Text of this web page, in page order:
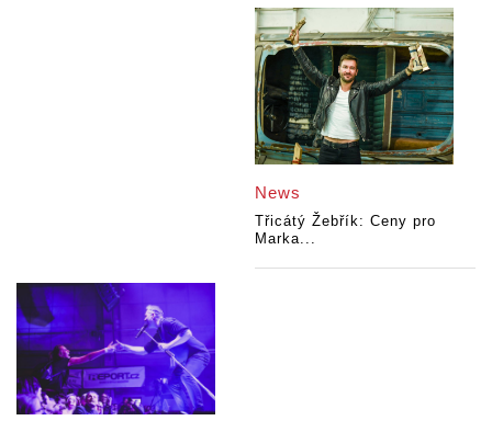
News
Třicátý Žebřík: Ceny pro
Marka...